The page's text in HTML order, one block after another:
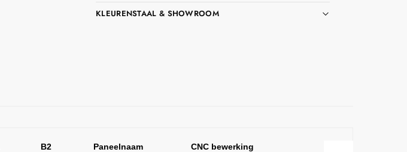
KLEURENSTAAL & SHOWROOM
B2 Paneelnaam CNC bewerking